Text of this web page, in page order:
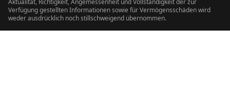
Aktualität, Richtigkeit, Angemessenheit und Vollständigkeit der zur
Verfügung gestellten Informationen sowie für Vermögensschäden wird
weder ausdrücklich noch stillschweigend übernommen.